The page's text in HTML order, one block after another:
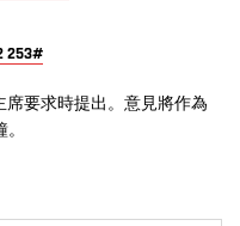
253#
要求時提出。意見將作為